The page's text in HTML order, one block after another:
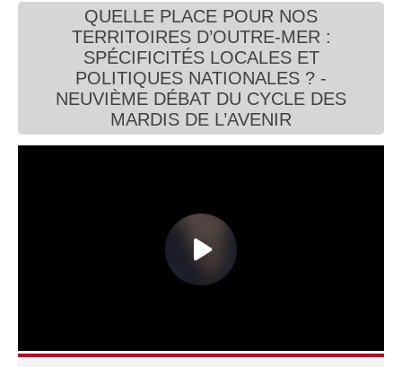
AIDE À LA DÉCOUPE
DE VIDÉOS
Présidence
Évènements
Connaissance, Histoire
Autres
QUELLE PLACE POUR NOS
TERRITOIRES D’OUTRE-MER :
SPÉCIFICITÉS LOCALES ET
POLITIQUES NATIONALES ? -
NEUVIÈME DÉBAT DU CYCLE DES
MARDIS DE L’AVENIR